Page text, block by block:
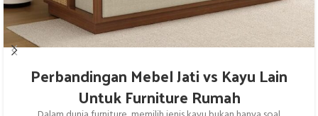
Perbandingan Mebel Jati vs Kayu Lain
Untuk Furniture Rumah